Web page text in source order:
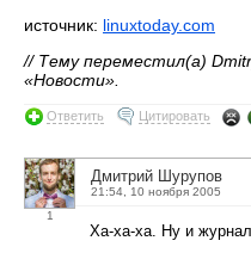
источник: linuxtoday.com
// Тему переместил(а)
«Новости».
Ответить Цитировать
1
Дмитрий Шурупов
21:54, 10 ноября 2005
Ха-ха-ха. Ну и